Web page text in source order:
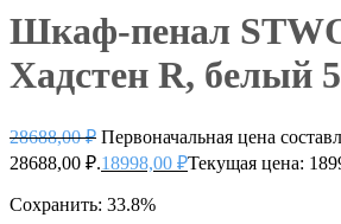
Шкаф-пенал
Хадстен R, белый
28688,00₽ Первоначальная цена
28688,00 ₽.18998,00 ₽Текущая цена:
Сохранить: 33.8%